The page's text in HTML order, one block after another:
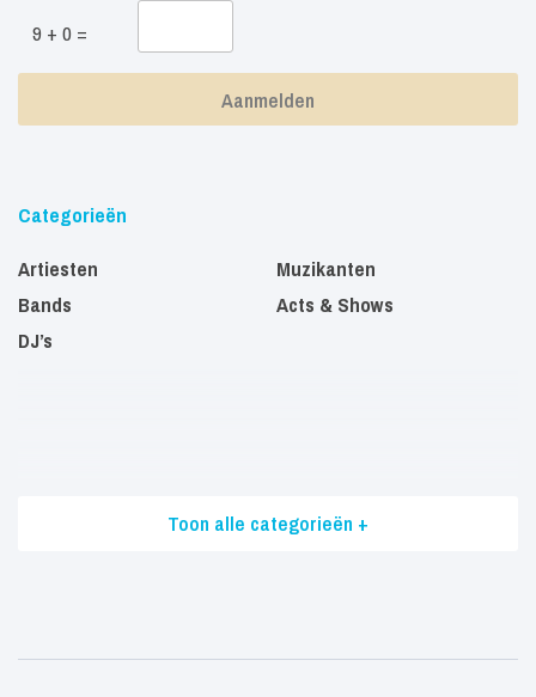
9 + 0 =
Categorieën
Artiesten
Bands
DJ’s
Muzikanten
Acts & Shows
Toon alle categorieën +